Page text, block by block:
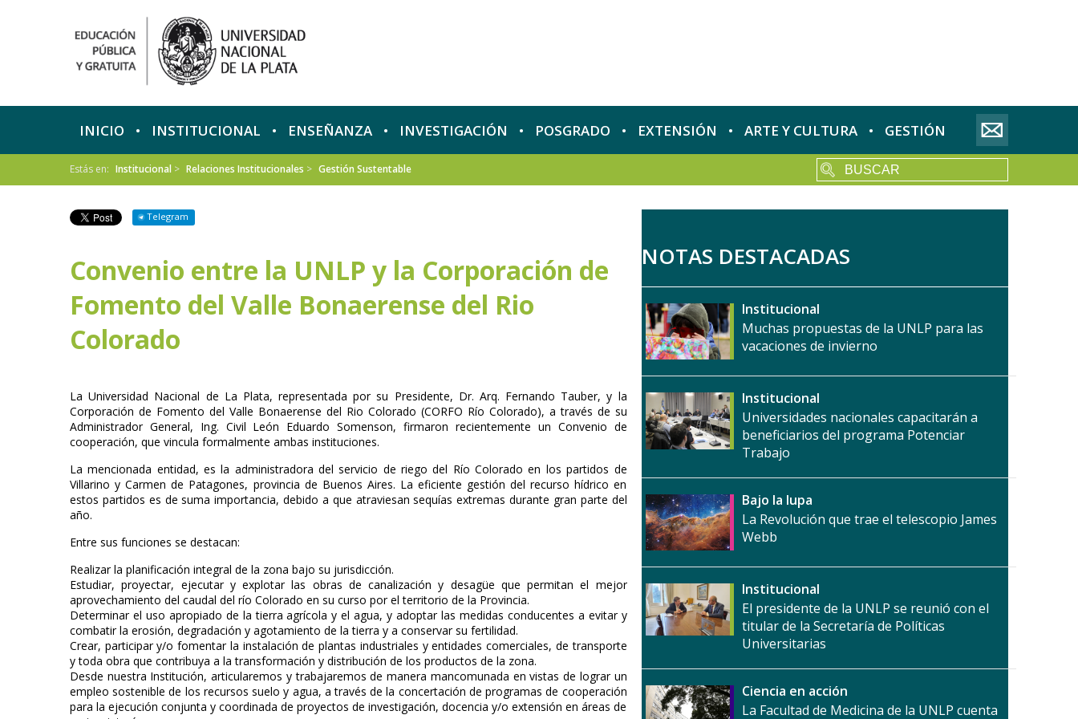
INICIO INSTITUCIONAL ENSEÑANZA INVESTIGACIÓN POSGRADO EXTENSIÓN ARTE Y CULTURA GESTIÓN
Estás en: Institucional > Relaciones Institucionales > Gestión Sustentable
Telegram
Convenio entre la UNLP y la Corporación de
Fomento del Valle Bonaerense del Rio
Colorado
La Universidad Nacional de La Plata, representada por su Presidente, Dr. Arq. Fernando Tauber, y la
Corporación de Fomento del Valle Bonaerense del Rio Colorado (CORFO Río Colorado), a través de su
Administrador General, Ing. Civil León Eduardo Somenson, firmaron recientemente un Convenio de
cooperación, que vincula formalmente ambas instituciones.
La mencionada entidad, es la administradora del servicio de riego del Río Colorado en los partidos de
Villarino y Carmen de Patagones, provincia de Buenos Aires. La eficiente gestión del recurso hídrico en
estos partidos es de suma importancia, debido a que atraviesan sequías extremas durante gran parte del
año.
Entre sus funciones se destacan:
Realizar la planificación integral de la zona bajo su jurisdicción.
Estudiar, proyectar, ejecutar y explotar las obras de canalización y desagüe que permitan el mejor
aprovechamiento del caudal del río Colorado en su curso por el territorio de la Provincia.
Determinar el uso apropiado de la tierra agrícola y el agua, y adoptar las medidas conducentes a evitar y
combatir la erosión, degradación y agotamiento de la tierra y a conservar su fertilidad.
Crear, participar y/o fomentar la instalación de plantas industriales y entidades comerciales, de transporte
y toda obra que contribuya a la transformación y distribución de los productos de la zona.
Desde nuestra Institución, articularemos y trabajaremos de manera mancomunada en vistas de lograr un
empleo sostenible de los recursos suelo y agua, a través de la concertación de programas de cooperación
para la ejecución conjunta y coordinada de proyectos de investigación, docencia y/o extensión en áreas de
NOTAS DESTACADAS
Institucional
Muchas propuestas de la UNLP para las
vacaciones de invierno
Institucional
Universidades nacionales capacitarán a
beneficiarios del programa Potenciar
Trabajo
Bajo la lupa
La Revolución que trae el telescopio James
Webb
Institucional
El presidente de la UNLP se reunió con el
titular de la Secretaría de Políticas
Universitarias
Ciencia en acción
La Facultad de Medicina de la UNLP cuenta